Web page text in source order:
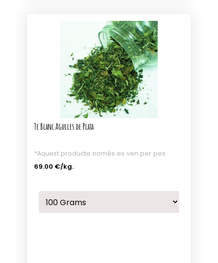
Te Blanc Agulles de Plata
*Aquest producte només es ven per pes
69.00 €/kg.